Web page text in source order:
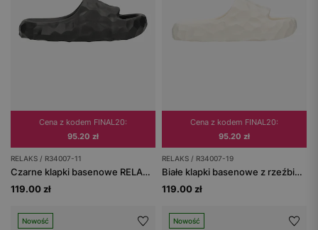
Cena z kodem FINAL20:
95.20 zł
RELAKS / R34007-11
Czarne klapki basenowe RELAKS z rzeźbioną fakturą i grubą podeszwą
119.00 zł
Cena z kodem FINAL20:
95.20 zł
RELAKS / R34007-19
Białe klapki basenowe z rzeźbioną fakturą i grubą podeszwą RELAKS
119.00 zł
Nowość Nowość